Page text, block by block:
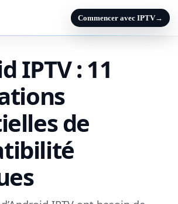
Commencer avec IPTV→
IPTV : 11
de